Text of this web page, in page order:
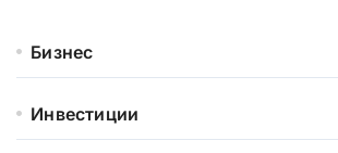
Бизнес
Инвестиции